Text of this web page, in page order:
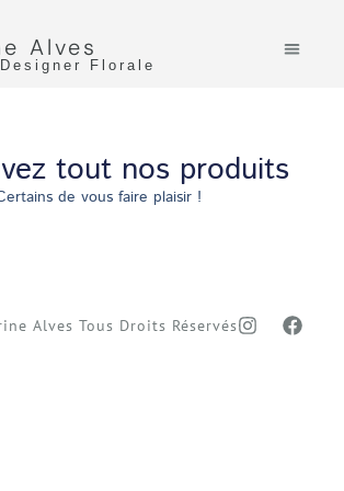
Alves
Florale
tout nos produits
de vous faire plaisir !
Alves Tous Droits Réservés